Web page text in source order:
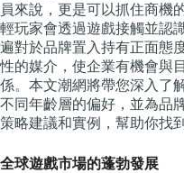
員來說，更是可以抓住商機
輕玩家會透過遊戲接觸並認
遍對於品牌置入持有正面態
性的媒介，使企業有機會與
係。本文潮網將帶您深入了
不同年齡層的偏好，並為品
策略建議和實例，幫助你找
全球遊戲市場的蓬勃發展